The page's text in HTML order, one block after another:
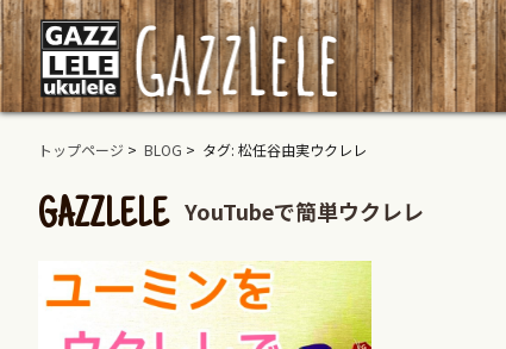
トップページ > BLOG > タグ: 松任谷由実ウクレレ
GAZZLELE YouTubeで簡単ウクレレ